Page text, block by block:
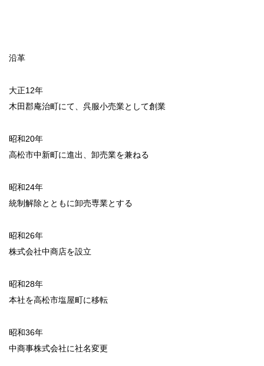
Recruit
Contact
沿革
大正12年
木田郡庵治町にて、呉服小売業として創業
昭和20年
高松市中新町に進出、卸売業を兼ねる
昭和24年
統制解除とともに卸売専業とする
昭和26年
株式会社中商店を設立
昭和28年
本社を高松市塩屋町に移転
昭和36年
中商事株式会社に社名変更